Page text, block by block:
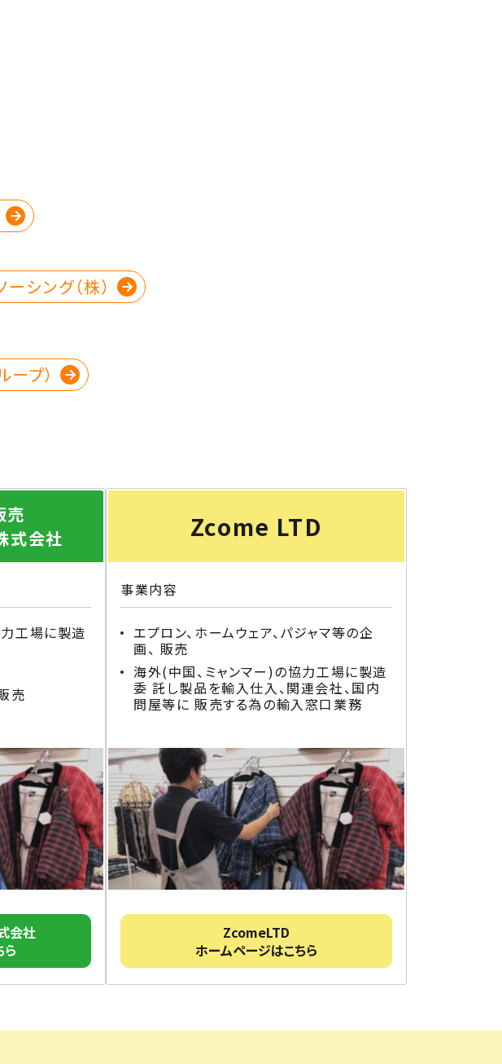
シング（株）
プ）
売
式会社
工場に製造
売
会社
ら
Zcome LTD
事業内容
エプロン、ホームウェア、パジャマ等の企
画、 販売
海外(中国、ミャンマー)の協力工場に製造
委 託し製品を輸入仕入、関連会社、国内
問屋等に 販売する為の輸入窓口業務
ZcomeLTD
ホームページはこちら